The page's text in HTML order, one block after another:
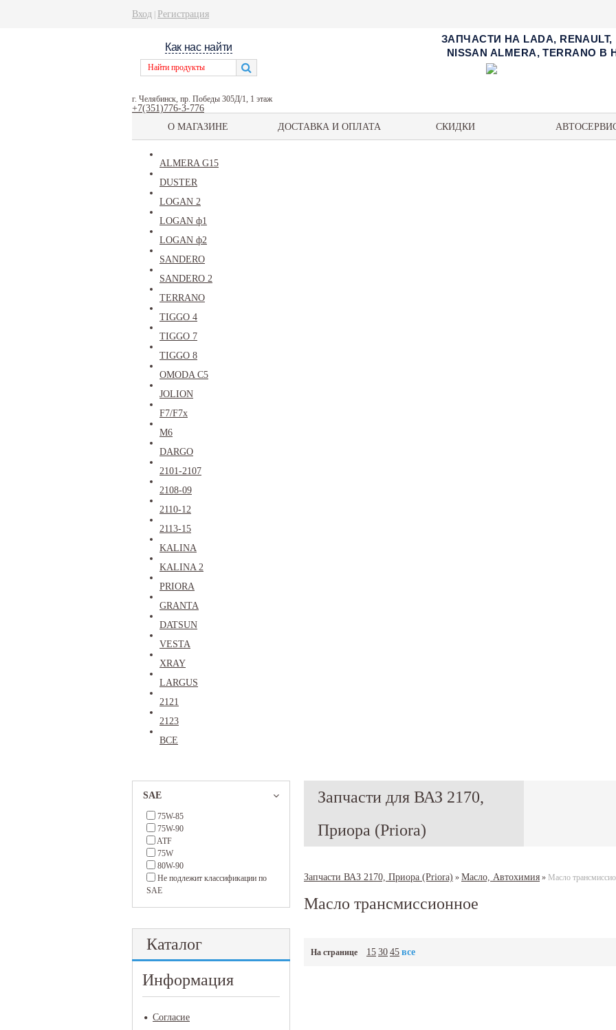
Вход Регистрация
ЗАПЧАСТИ НА LADA, RENAULT,
NISSAN ALMERA, TERRANO
Как нас найти
г. Челябинск, пр. Победы 305Д/1, 1 этаж
+7(351)776-3-776
О МАГАЗИНЕ
ДОСТАВКА И ОПЛАТА СКИДКИ
ALMERA G15
DUSTER
LOGAN 2
LOGAN ф1
LOGAN ф2
SANDERO
SANDERO 2
TERRANO
TIGGO 4
TIGGO 7
TIGGO 8
OMODA C5
JOLION
F7/F7x
M6
DARGO
2101-2107
2108-09
2110-12
2113-15
KALINA
KALINA 2
PRIORA
GRANTA
DATSUN
VESTA
XRAY
LARGUS
2121
2123
ВСЕ
SAE
75W-85
75W-90
ATF
75W
80W-90
Не подлежит классификации по
SAE
Каталог
Информация
Согласие
Запчасти для ВАЗ 2170,
Приора (Priora)
Запчасти ВАЗ 2170, Приора (Priora) » Масло, Автохимия » Масло
Масло трансмиссионное
На странице 153045все